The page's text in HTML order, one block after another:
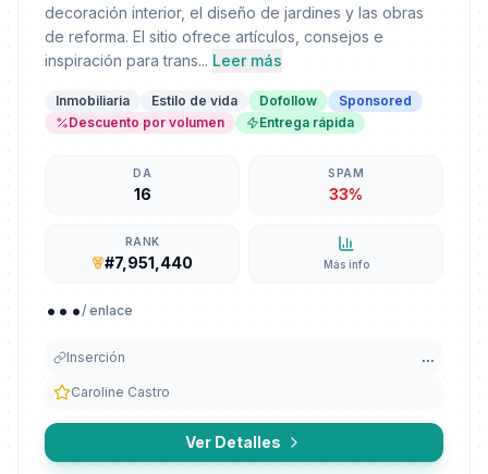
decoración interior, el diseño de jardines y las obras
de reforma. El sitio ofrece artículos, consejos e
inspiración para trans... Leer más
Inmobiliaria Estilo de vida Dofollow
Sponsored
Descuento por volumen
Entrega rápida
DA
16
SPAM
33%
RANK
#7,951,440 Más info
.../ enlace
Inserción ...
Caroline Castro
Ver Detalles